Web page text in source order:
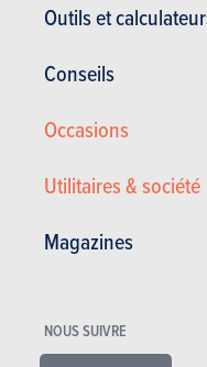
Outils et
Conseils
Occasions
Utilitaires & société
Magazines
NOUS SUIVRE
Dacia Logan 1.5 dCi
2.750 €